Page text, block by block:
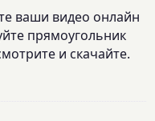
ваши видео онлайн
прямоугольник
и скачайте.